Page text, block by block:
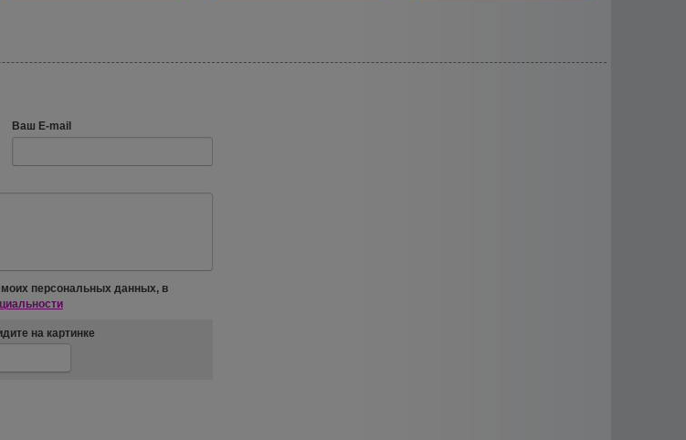
Ваш E-mail
моих персональных данных, в
на картинке